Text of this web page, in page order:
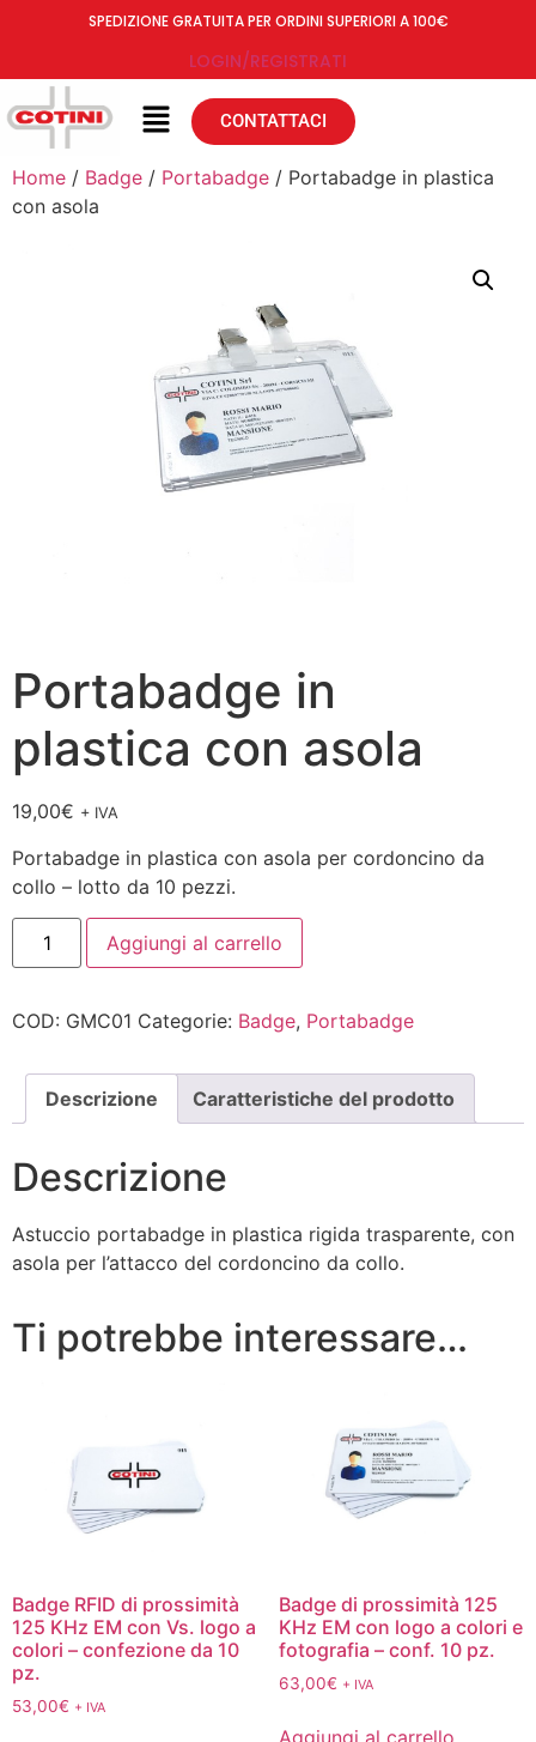
SPEDIZIONE GRATUITA PER ORDINI SUPERIORI A 100€
LOGIN/REGISTRATI
CONTATTACI
Home / Badge / Portabadge / Portabadge in plastica
con asola
Portabadge in
plastica con asola
19,00€ + IVA
Portabadge in plastica con asola per cordoncino da
collo – lotto da 10 pezzi.
Aggiungi al carrello
COD: GMC01 Categorie: Badge, Portabadge
Descrizione Caratteristiche del prodotto
Descrizione
Astuccio portabadge in plastica rigida trasparente, con
asola per l’attacco del cordoncino da collo.
Ti potrebbe interessare…
Badge RFID di prossimità
125 KHz EM con Vs. logo a
colori – confezione da 10
pz.
53,00€ + IVA
Badge di prossimità 125
KHz EM con logo a colori e
fotografia – conf. 10 pz.
63,00€ + IVA